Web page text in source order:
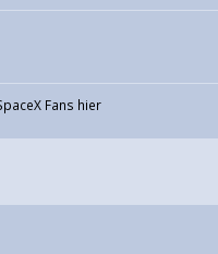
Fans hier